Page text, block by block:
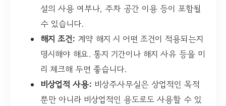
설의 사용 여부나, 주차 공간 이용 등이 포함될
수 있습니다.
해지 조건: 계약 해지 시 어떤 조건이 적용되는지
명시해야 해요. 통지 기간이나 해지 사유 등을 미
리 체크해 두면 좋습니다.
비상업적 사용: 비상주사무실은 상업적인 목적
뿐만 아니라 비상업적인 용도로도 사용할 수 있